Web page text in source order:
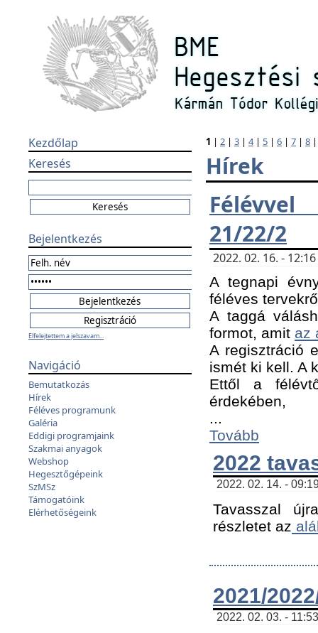
Kezdőlap
Keresés
Bejelentkezés
Elfelejtettem a jelszavam...
Navigáció
Bemutatkozás
Hírek
Féléves programunk
Galéria
Eddigi programjaink
Szakmai anyagok
Webshop
Hegesztőgépeink
SzMSz
Támogatóink
Elérhetőségeink
1 | 2 | 3 | 4| 5 | 6 | 7 | 8
Hírek
21/22/2
2022. 02. 16. -
A tegnapi
féléves
A taggá
formot, amit az
A regisztráció
ismét ki kell. A
Ettől a
érdekében,
...
Tovább
2022
2022. 02. 14. -
Tavasszal
részletet az
2021/
2022. 02. 03. -